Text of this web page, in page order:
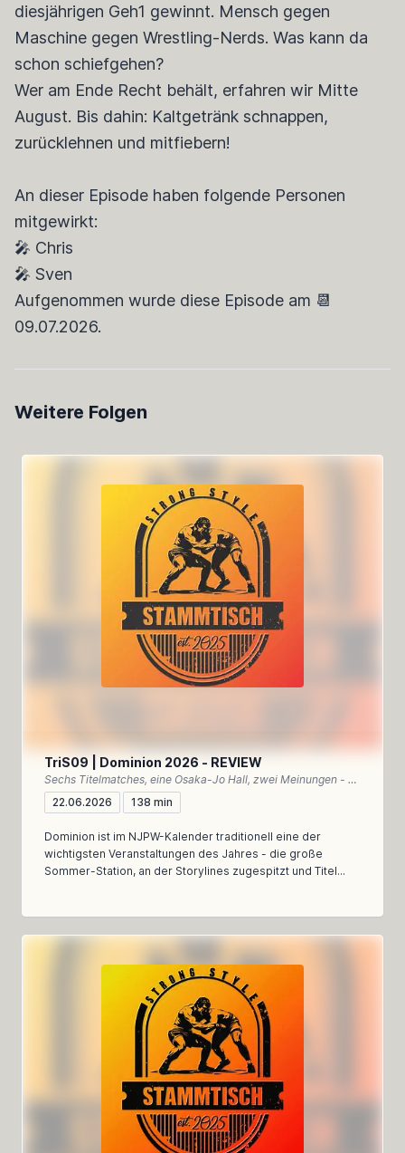
diesjährigen Geh1 gewinnt. Mensch gegen
Maschine gegen Wrestling-Nerds. Was kann da
schon schiefgehen?
Wer am Ende Recht behält, erfahren wir Mitte
August. Bis dahin: Kaltgetränk schnappen,
zurücklehnen und mitfiebern!
An dieser Episode haben folgende Personen
mitgewirkt:
🎤 Chris
🎤 Sven
Aufgenommen wurde diese Episode am 📆
09.07.2026.
Weitere Folgen
TriS09 | Dominion 2026 - REVIEW
Sechs Titelmatches, eine Osaka-Jo Hall, zwei Meinungen - unser Rückblick auf Dominion 2026
22.06.2026
138 min
Dominion ist im NJPW-Kalender traditionell eine der
wichtigsten Veranstaltungen des Jahres - die große
Sommer-Station, an der Storylines zugespitzt und Titel...